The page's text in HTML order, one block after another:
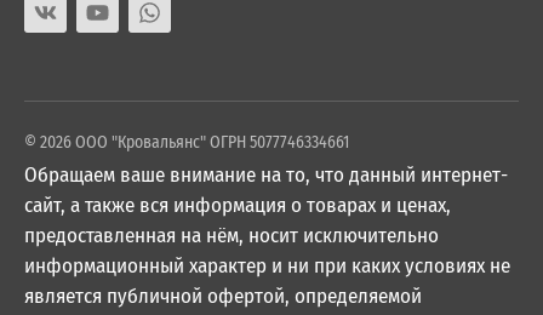
© 2026 ООО "Кровальянс" ОГРН 5077746334661
Обращаем ваше внимание на то, что данный интернет-
сайт, а также вся информация о товарах и ценах,
предоставленная на нём, носит исключительно
информационный характер и ни при каких условиях не
является публичной офертой, определяемой